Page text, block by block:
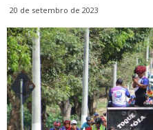
20 de setembro de 2023